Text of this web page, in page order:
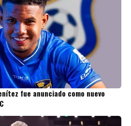
fue anunciado como nuevo